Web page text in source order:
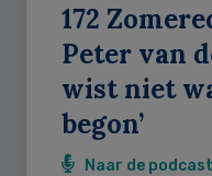
172
Peter van
wist niet
begon’
Naar de podcast